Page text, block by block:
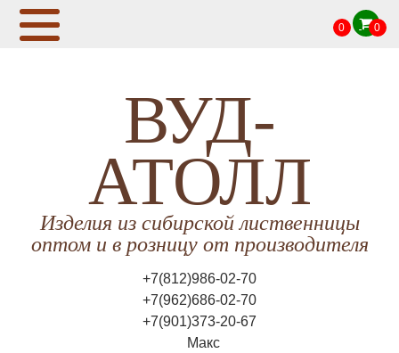
0 0
ВУД-
АТОЛЛ
Изделия из сибирской лиственницы
оптом и в розницу от производителя
+7(812)986-02-70
+7(962)686-02-70
+7(901)373-20-67
Макс